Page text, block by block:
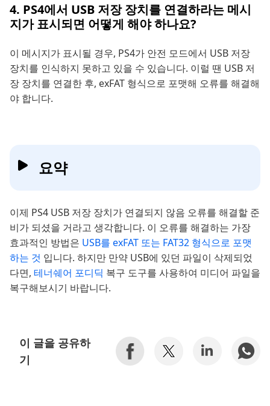
4. PS4에서 USB 저장 장치를 연결하라는 메시
지가 표시되면 어떻게 해야 하나요?
이 메시지가 표시될 경우, PS4가 안전 모드에서 USB 저장
장치를 인식하지 못하고 있을 수 있습니다. 이럴 땐 USB 저
장 장치를 연결한 후, exFAT 형식으로 포맷해 오류를 해결해
야 합니다.
요약
이제 PS4 USB 저장 장치가 연결되지 않음 오류를 해결할 준
비가 되셨을 거라고 생각합니다. 이 오류를 해결하는 가장
효과적인 방법은 USB를 exFAT 또는 FAT32 형식으로 포맷
하는 것 입니다. 하지만 만약 USB에 있던 파일이 삭제되었
다면, 테너쉐어 포디딕 복구 도구를 사용하여 미디어 파일을
복구해보시기 바랍니다.
이 글을 공유하
기